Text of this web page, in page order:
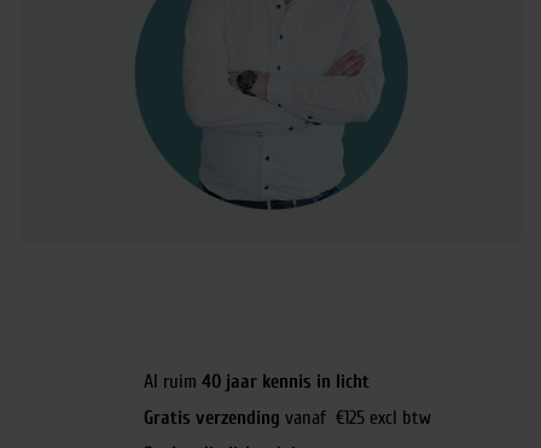
Al ruim 40 jaar kennis in licht
Gratis verzending vanaf €125 excl btw